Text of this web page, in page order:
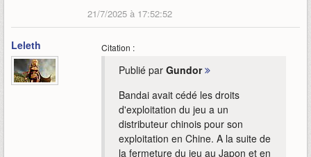
21/7/2025 à 17:52:52
Leleth Citation :
Publié par Gundor
Bandai avait cédé les droits
d'exploitation du jeu a un
distributeur chinois pour son
exploitation en Chine. A la suite de
la fermeture du jeu au Japon et en